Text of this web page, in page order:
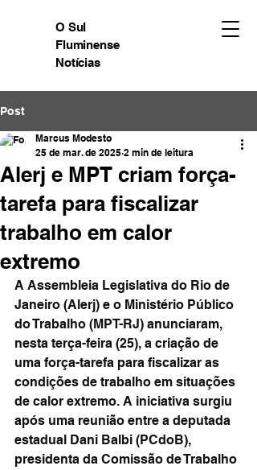
O Sul
Fluminense
Notícias
Post
Alerj e MPT criam força-
tarefa para fiscalizar
trabalho em calor
extremo
Marcus Modesto
25 de mar. de 2025 2 min de leitura
A Assembleia Legislativa do Rio de
Janeiro (Alerj) e o Ministério Público
do Trabalho (MPT-RJ) anunciaram,
nesta terça-feira (25), a criação de
uma força-tarefa para fiscalizar as
condições de trabalho em situações
de calor extremo. A iniciativa surgiu
após uma reunião entre a deputada
estadual Dani Balbi (PCdoB),
presidenta da Comissão de Trabalho